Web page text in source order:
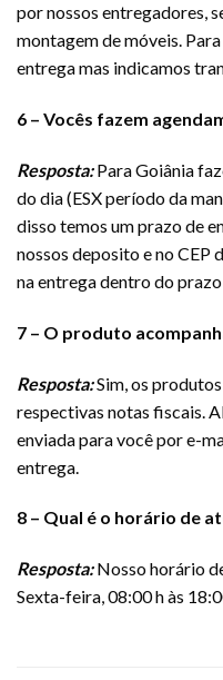
por nossos entregadores,
montagem de móveis.
entrega mas indicamos
6 – Vocês fazem
Resposta:Para Goiânia
do dia (ESX período da
disso temos um prazo de
nossos deposito e no CEP
na entrega dentro do
7 – O produto
Resposta:Sim, os
respectivas notas fiscais.
enviada para você por e-
entrega.
8 – Qual é o horário de
Resposta:Nosso horário
Sexta-feira, 08:00 h às